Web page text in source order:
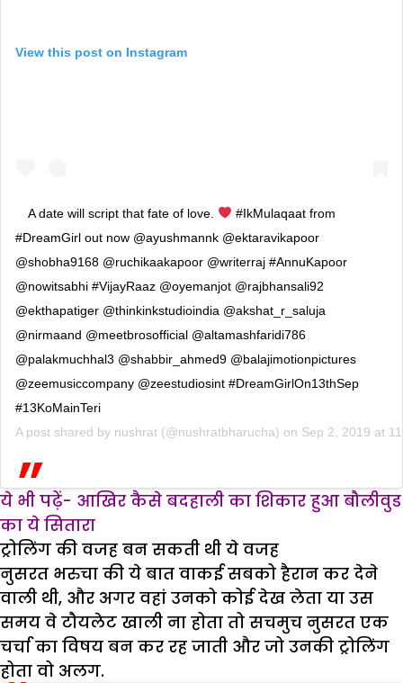
View this post on Instagram
A date will script that fate of love.
#IkMulaqaat from
#DreamGirl out now @ayushmannk @ektaravikapoor
@shobha9168 @ruchikaakapoor @writerraj #AnnuKapoor
@nowitsabhi #VijayRaaz @oyemanjot @rajbhansali92
@ekthapatiger @thinkinkstudioindia @akshat_r_saluja
@nirmaand @meetbrosofficial @altamashfaridi786
@palakmuchhal3 @shabbir_ahmed9 @balajimotionpictures
@zeemusiccompany @zeestudiosint #DreamGirlOn13thSep
#13KoMainTeri
A post shared by nushrat (@nushratbharucha) on Sep 2, 2019 at
ये भी पढ़ें- आखिर कैसे बदहाली का शिकार हुआ बौलीवुड
का ये सितारा
ट्रोलिंग की वजह बन सकती थी ये वजह
नुसरत भरुचा की ये बात वाकई सबको हैरान कर देने
वाली थी, और अगर वहां उनको कोई देख लेता या उस
समय वे टौयलेट खाली ना होता तो सचमुच नुसरत एक
चर्चा का विषय बन कर रह जाती और जो उनकी ट्रोलिंग
होता वो अलग.